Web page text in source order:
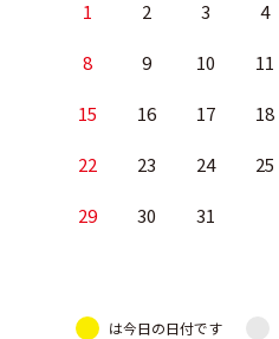
1 2 3 4
8 9 10 11
15 16 17 18
22 23 24 25
29 30 31
は今日の日付です